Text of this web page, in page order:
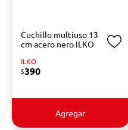
Cuchillo multiuso 13
cm acero nero ILKO
ILKO
$390
Agregar